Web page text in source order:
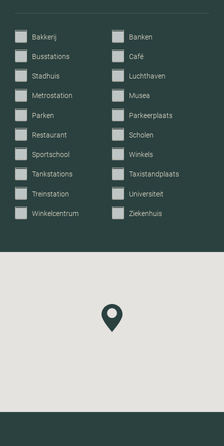
C.v.-ketel bouwjaar
Voorzieningen Glasvezel kabel
Parkeerfaciliteiten
Garage
Bakkerij Banken
Busstations Café
Stadhuis Luchthaven
Metrostation Musea
Parken Parkeerplaats
Restaurant Scholen
Sportschool Winkels
Tankstations Taxistandplaats
Treinstation Universiteit
Winkelcentrum Ziekenhuis